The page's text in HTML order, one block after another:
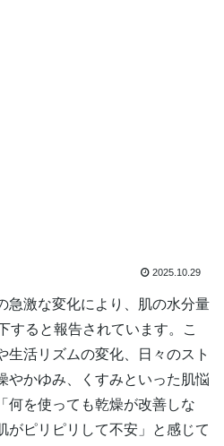
2025.10.29
急激な変化により、肌の水分量
すると報告されています。こ
生活リズムの変化、日々のスト
やかゆみ、くすみといった肌悩
何を使っても乾燥が改善しな
がピリピリして不安」と感じて